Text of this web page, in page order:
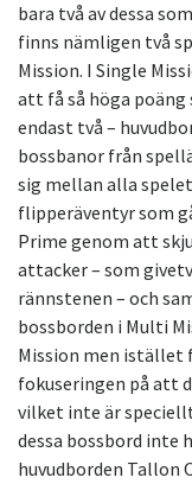
bara två av dessa
finns nämligen två
Mission. I Single
att få så höga
endast två –
bossbanor från
sig mellan alla
flipperäventyr som
Prime genom att
attacker – som
rännstenen – och
bossborden i Multi
Mission men istället
fokuseringen på att
vilket inte är
dessa bossbord inte
huvudborden Tallon